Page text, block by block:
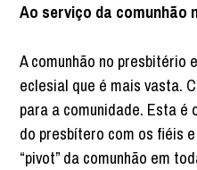
Ao serviço da comunhão
A comunhão no presbitério
eclesial que é mais vasta.
para a comunidade. Esta é
do presbítero com os fiéis
“pivot” da comunhão em